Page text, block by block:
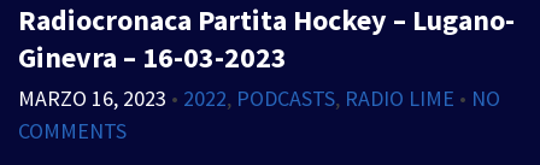
Radiocronaca Partita Hockey – Lugano-
Ginevra – 16-03-2023
MARZO 16, 2023 • 2022, PODCASTS, RADIO LIME • NO
COMMENTS